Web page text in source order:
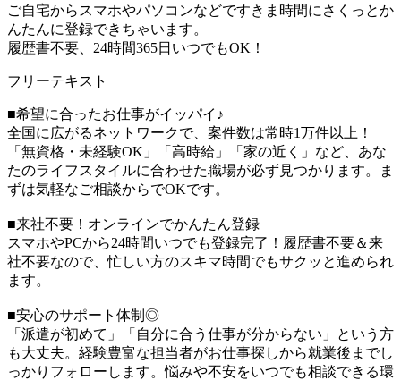
ご自宅からスマホやパソコンなどですきま時間にさくっとか
んたんに登録できちゃいます。
履歴書不要、24時間365日いつでもOK！
フリーテキスト
■希望に合ったお仕事がイッパイ♪
全国に広がるネットワークで、案件数は常時1万件以上！
「無資格・未経験OK」「高時給」「家の近く」など、あな
たのライフスタイルに合わせた職場が必ず見つかります。ま
ずは気軽なご相談からでOKです。
■来社不要！オンラインでかんたん登録
スマホやPCから24時間いつでも登録完了！履歴書不要＆来
社不要なので、忙しい方のスキマ時間でもサクッと進められ
ます。
■安心のサポート体制◎
「派遣が初めて」「自分に合う仕事が分からない」という方
も大丈夫。経験豊富な担当者がお仕事探しから就業後までし
っかりフォローします。悩みや不安をいつでも相談できる環